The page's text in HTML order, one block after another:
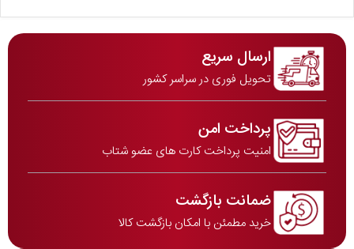
ارسال سریع
تحویل فوری در سراسر کشور
پرداخت امن
امنیت پرداخت کارت های عضو شتاب
ضمانت بازگشت
خرید مطمئن با امکان بازگشت کالا